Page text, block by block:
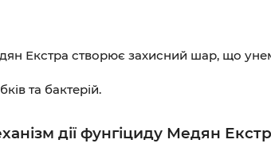
Екстра створює захисний шар, що
та бактерій.
дії фунгіциду Медян